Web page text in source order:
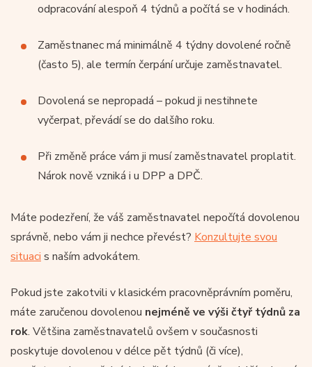
odpracování alespoň 4 týdnů a počítá se v hodinách.
Zaměstnanec má minimálně 4 týdny dovolené ročně
(často 5), ale termín čerpání určuje zaměstnavatel.
Dovolená se nepropadá – pokud ji nestihnete
vyčerpat, převádí se do dalšího roku.
Při změně práce vám ji musí zaměstnavatel proplatit.
Nárok nově vzniká i u DPP a DPČ.
Máte podezření, že váš zaměstnavatel nepočítá dovolenou
správně, nebo vám ji nechce převést? Konzultujte svou
situaci s naším advokátem.
Pokud jste zakotvili v klasickém pracovněprávním poměru,
máte zaručenou dovolenou nejméně ve výši čtyř týdnů za
rok. Většina zaměstnavatelů ovšem v současnosti
poskytuje dovolenou v délce pět týdnů (či více),